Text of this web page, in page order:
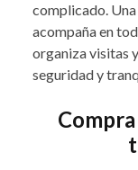
complicado. Una
acompaña en
organiza visitas
seguridad y